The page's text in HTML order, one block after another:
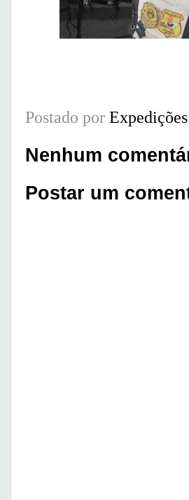
Postado por
Nenhum
Postar um